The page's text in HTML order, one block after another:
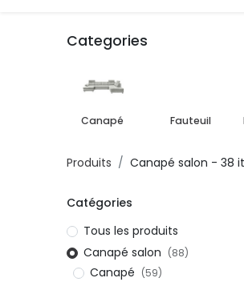
Categories
Canapé Fauteuil
Produits Canapé salon - 38
Catégories
Tous les produits
Canapé salon (88)
Canapé (59)